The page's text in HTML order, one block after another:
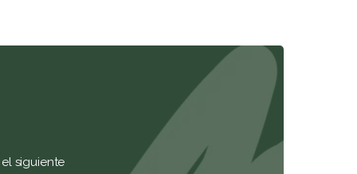
siguiente